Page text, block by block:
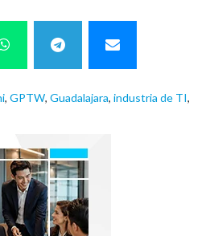
, GPTW, Guadalajara, industria de TI,